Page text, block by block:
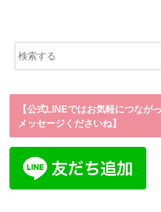
【公式LINEではお気軽につなが
メッセージくださいね】